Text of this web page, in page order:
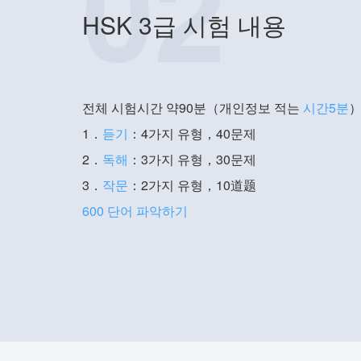
HSK 3급 시험 내용
전체 시험시간 약90분（개인정보 적는 시간5분
1． 듣기 ：4가지 유형，40문제
2． 독해 ：3가지 유형，30문제
3． 작문 ：2가지 유형，10道题
600 단어 파악하기